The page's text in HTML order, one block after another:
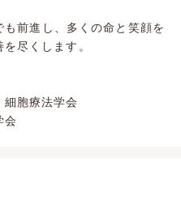
も前進し、多くの命と笑顔を
尽くします。
細胞療法学会
会